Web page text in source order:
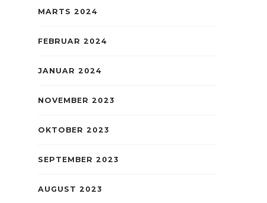
MARTS 2024
FEBRUAR 2024
JANUAR 2024
NOVEMBER 2023
OKTOBER 2023
SEPTEMBER 2023
AUGUST 2023